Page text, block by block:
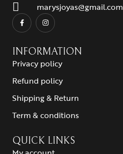
marysjoyas@gmail.com
INFORMATION
Privacy policy
Refund policy
Shipping & Return
Term & conditions
QUICK LINKS